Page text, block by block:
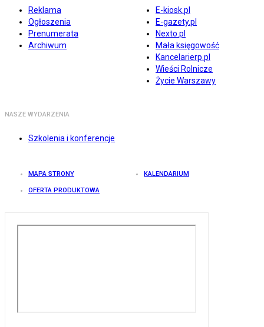
Reklama
Ogłoszenia
Prenumerata
Archiwum
E-kiosk.pl
E-gazety.pl
Nexto.pl
Mała księgowość
Kancelarierp.pl
Wieści Rolnicze
Życie Warszawy
NASZE WYDARZENIA
Szkolenia i konferencje
MAPA STRONY KALENDARIUM
OFERTA PRODUKTOWA